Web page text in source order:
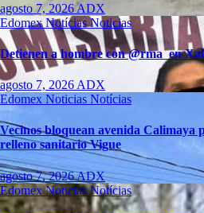
agosto 7, 2026ADX
EdomexNotíciasNoticias
Detienen a hombre con @rma en
agosto 7, 2026 ADX
Edomex Noticias Notícias
Vecinos bloquean avenida Calimaya
relleno sanitario Vigue
agosto 7, 2026ADX
EdomexNoticiasNotícias